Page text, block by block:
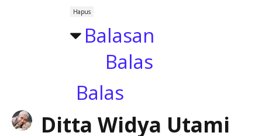
Hapus
Balasan
Balas
Balas
Ditta Widya Utami